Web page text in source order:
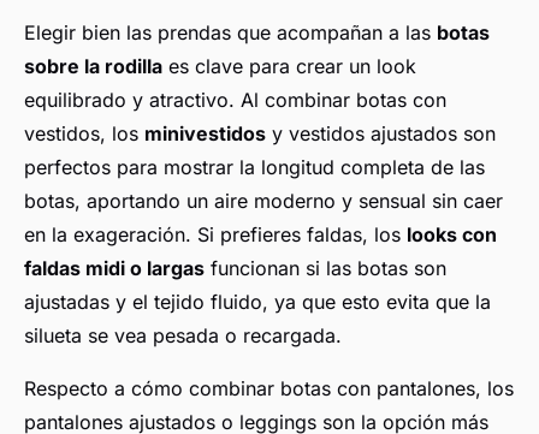
Elegir bien las prendas que acompañan a las botas
sobre la rodilla es clave para crear un look
equilibrado y atractivo. Al combinar botas con
vestidos, los minivestidos y vestidos ajustados son
perfectos para mostrar la longitud completa de las
botas, aportando un aire moderno y sensual sin caer
en la exageración. Si prefieres faldas, los looks con
faldas midi o largas funcionan si las botas son
ajustadas y el tejido fluido, ya que esto evita que la
silueta se vea pesada o recargada.
Respecto a cómo combinar botas con pantalones, los
pantalones ajustados o leggings son la opción más